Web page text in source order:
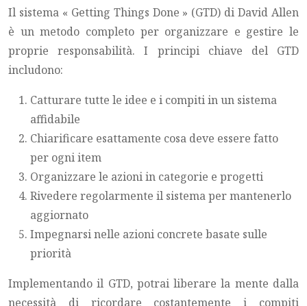
Il sistema « Getting Things Done » (GTD) di David Allen
è un metodo completo per organizzare e gestire le
proprie responsabilità. I principi chiave del GTD
includono:
Catturare tutte le idee e i compiti in un sistema
affidabile
Chiarificare esattamente cosa deve essere fatto
per ogni item
Organizzare le azioni in categorie e progetti
Rivedere regolarmente il sistema per mantenerlo
aggiornato
Impegnarsi nelle azioni concrete basate sulle
priorità
Implementando il GTD, potrai liberare la mente dalla
necessità di ricordare costantemente i compiti